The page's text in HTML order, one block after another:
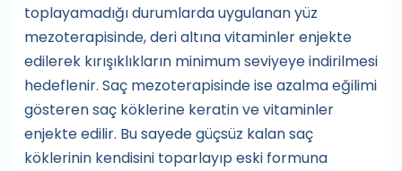
toplayamadığı durumlarda uygulanan yüz
mezoterapisinde, deri altına vitaminler enjekte
edilerek kırışıklıkların minimum seviyeye indirilmesi
hedeflenir. Saç mezoterapisinde ise azalma eğilimi
gösteren saç köklerine keratin ve vitaminler
enjekte edilir. Bu sayede güçsüz kalan saç
köklerinin kendisini toparlayıp eski formuna